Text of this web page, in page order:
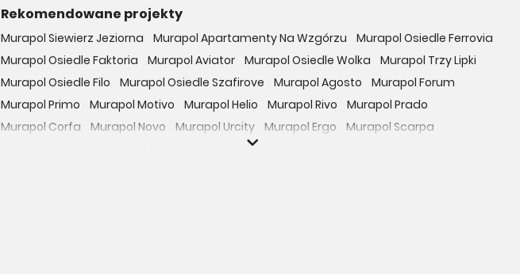
Rekomendowane projekty
Murapol Siewierz Jeziorna Murapol Apartamenty Na Wzgórzu
Murapol Osiedle Ferrovia
Murapol Osiedle Faktoria
Murapol Aviator Murapol Osiedle Wolka
Murapol Trzy Lipki
Murapol Osiedle Filo
Murapol Osiedle Szafirove Murapol Agosto
Murapol Forum
Murapol Primo
Murapol Motivo Murapol Helio Murapol Rivo
Murapol Prado
Murapol Corfa
Murapol Novo Murapol Urcity Murapol Ergo
Murapol Scarpa
Murapol GreenCity